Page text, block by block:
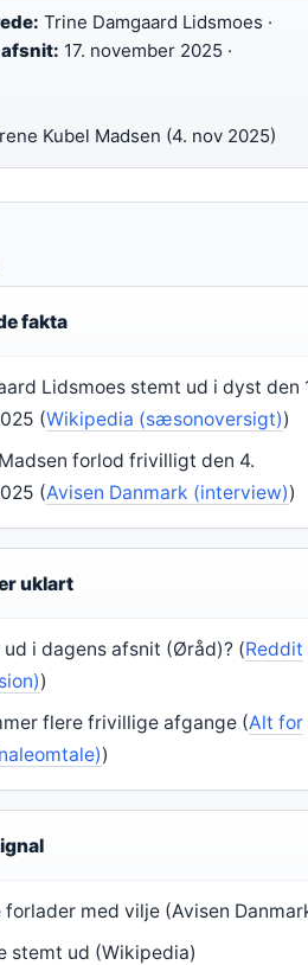
Trine Damgaard Lidsmoes ·
17. november 2025 ·
Kubel Madsen (4. nov 2025)
fakta
Lidsmoes stemt ud i dyst den
(Wikipedia (sæsonoversigt))
forlod frivilligt den 4.
(Avisen Danmark (interview))
uklart
i dagens afsnit (Øråd)? (Reddit
)
flere frivillige afgange (Alt for
)
forlader med vilje (Avisen
stemt ud (Wikipedia)